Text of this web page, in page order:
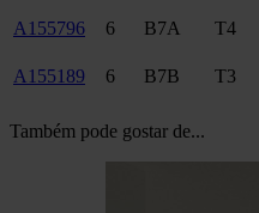
A155796
6 B7A T4
A155189
6 B7B T3
Também pode gostar de...